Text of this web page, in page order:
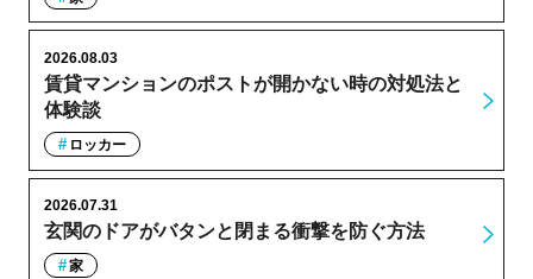
賃貸マンションのポストが開かない時の対処法と
体験談
2026.08.03
ロッカー
玄関のドアがバタンと閉まる衝撃を防ぐ方法
2026.07.31
家